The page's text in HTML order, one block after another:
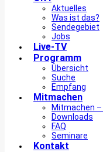
Aktuelles
Was ist das?
Sendegebiet
Jobs
Live-TV
Programm
Übersicht
Suche
Empfang
Mitmachen
Mitmachen –
Downloads
FAQ
Seminare
Kontakt